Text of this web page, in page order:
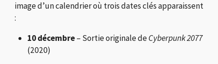
image d’un calendrier où trois dates clés apparaissent
:
10 décembre– Sortie originale deCyberpunk 2077
(2020)